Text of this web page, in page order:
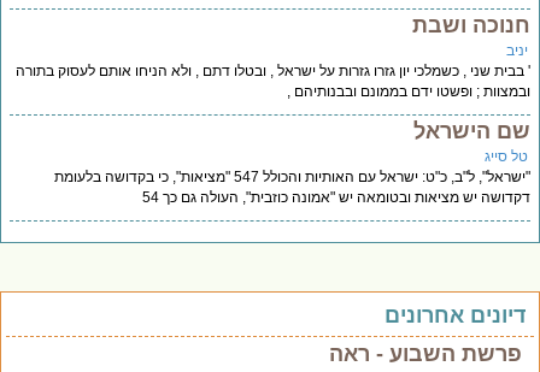
ושבת
שני , כשמלכי יון גזרו גזרות על ישראל , ובטלו דתם , ולא הניחו אותם לעסוק בתורה
; ופשטו ידם בממונם ובבנותיהם ,
הישראל
סייג
"ישראל", ל"ב, כ"ט: ישראל עם האותיות והכולל 547 "מציאות", כי בקדושה בלעומת
יש מציאות ובטומאה יש "אמונה כוזבית", העולה גם כך 54
אחרונים
פרשת השבוע - ראה